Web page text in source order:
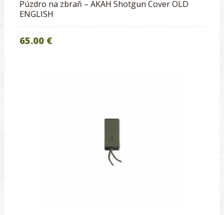
Púzdro na zbraň – AKAH Shotgun Cover OLD
ENGLISH
65.00 €